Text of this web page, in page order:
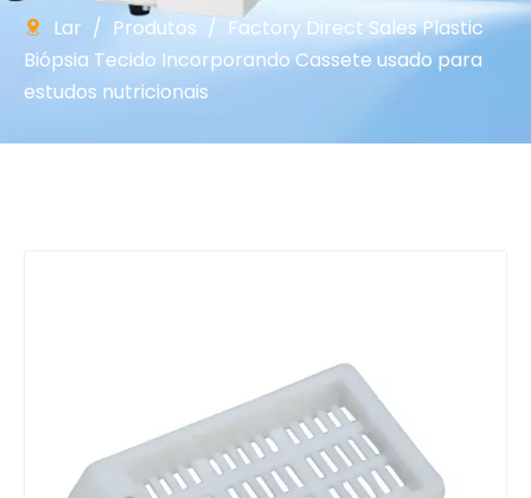
Lar / Produtos / Factory Direct Sales Plastic
Biópsia Tecido Incorporando Cassete usado para
estudos nutricionais